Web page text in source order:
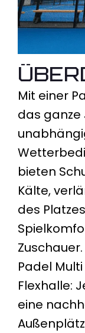
Mit einer
das ganze
bieten
Kälte,
des
Padel
Flexhalle:
eine